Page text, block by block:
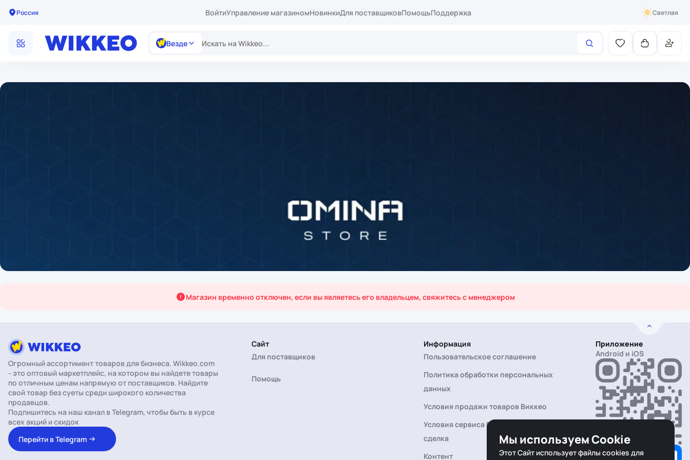
Россия ВойтиУправление магазиномНовинкиДля поставщиковПомощьПоддержка Светлая
Везде
omina
На Wikkeo с января 2026
Магазин временно отключен, если вы являетесь его владельцем, свяжитесь с менеджером
Огромный ассортимент товаров для бизнеса. Wikkeo.com
- это оптовый маркетплейс, на котором вы найдете товары
по отличным ценам напрямую от поставщиков. Найдите
свой товар без суеты среди широкого количества
продавцов.
Подпишитесь на наш канал в Telegram, чтобы быть в курсе
всех акций и скидок
Перейти в Telegram
Сайт
Для поставщиков
Помощь
Информация
Пользовательское соглашение
Политика обработки персональных
данных
Условия продажи товаров Виккео
Условия сервиса Виккео Безопасная
сделка
Контент
Приложение
Android и iOS
Мы используем Cookie
Этот Сайт использует файлы cookies для